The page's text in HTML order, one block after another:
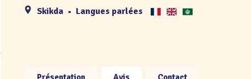
Skikda • Langues parlées